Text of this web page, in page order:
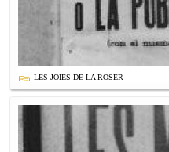
LES JOIES DE LA ROSER